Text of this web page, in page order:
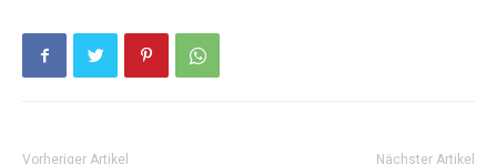
Vorheriger Artikel Nächster Artikel